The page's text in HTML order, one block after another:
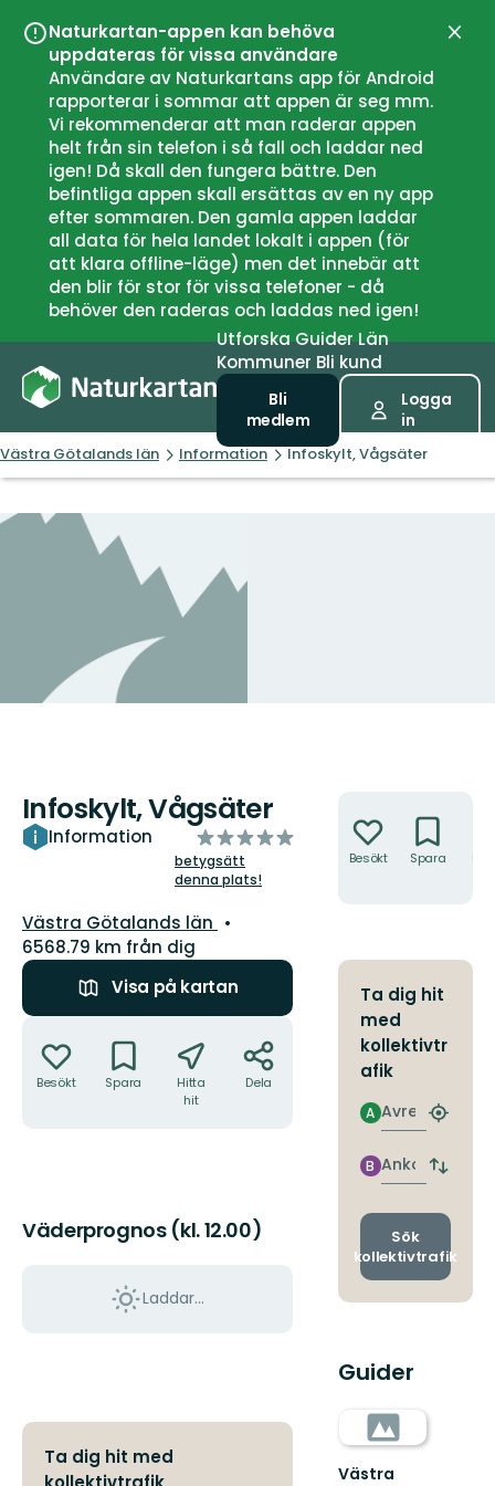
Naturkartan-appen kan behöva
uppdateras för vissa användare
Användare av Naturkartans app för Android
rapporterar i sommar att appen är seg mm.
Vi rekommenderar att man raderar appen
helt från sin telefon i så fall och laddar ned
igen! Då skall den fungera bättre. Den
befintliga appen skall ersättas av en ny app
efter sommaren. Den gamla appen laddar
all data för hela landet lokalt i appen (för
att klara offline-läge) men det innebär att
den blir för stor för vissa telefoner - då
behöver den raderas och laddas ned igen!
UtforskaGuiderLän
Kommuner Bli kund
Bli
medlem
Logga
in
Västra Götalands län Information Infoskylt, Vågsäter
Infoskylt, Vågsäter
Information
av
5
stjärnor
betygsätt
denna plats!
Län:
Västra Götalands län
6568.79 km från dig
Visa på kartan
Besökt Spara
Hitta
hit
Dela
Väderprognos (kl. 12.00)
Laddar...
Ta dig hit med
Besökt Spara
Ta dig hit
med
kollektivtr
afik
Avresa
A
Hitta
Ankomst
B
Byt
och
Sök
kollektivtrafik
Guider
Västra